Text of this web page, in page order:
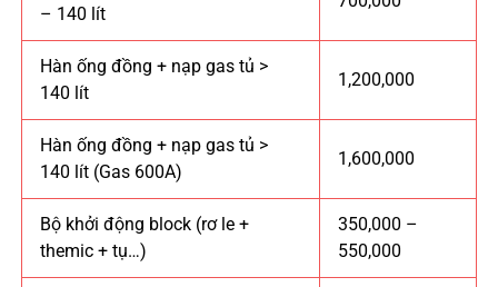
– 140 lít
Hàn ống đồng + nạp gas tủ >
140 lít
1,200,000
Hàn ống đồng + nạp gas tủ >
140 lít (Gas 600A)
1,600,000
Bộ khởi động block (rơ le +
themic + tụ…)
350,000 –
550,000